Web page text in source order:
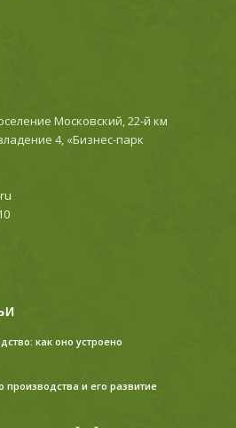
Московский, 22-й км
4, «Бизнес-парк
как оно устроено
производства и его развитие